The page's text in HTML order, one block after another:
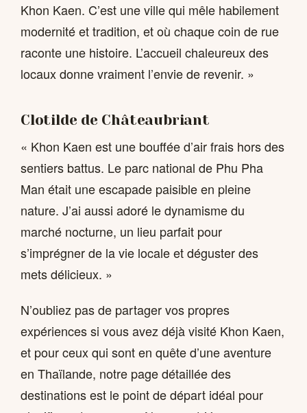
Khon Kaen. C’est une ville qui mêle habilement
modernité et tradition, et où chaque coin de rue
raconte une histoire. L’accueil chaleureux des
locaux donne vraiment l’envie de revenir. »
Clotilde de Châteaubriant
« Khon Kaen est une bouffée d’air frais hors des
sentiers battus. Le parc national de Phu Pha
Man était une escapade paisible en pleine
nature. J’ai aussi adoré le dynamisme du
marché nocturne, un lieu parfait pour
s’imprégner de la vie locale et déguster des
mets délicieux. »
N’oubliez pas de partager vos propres
expériences si vous avez déjà visité Khon Kaen,
et pour ceux qui sont en quête d’une aventure
en Thaïlande, notre page détaillée des
destinations est le point de départ idéal pour